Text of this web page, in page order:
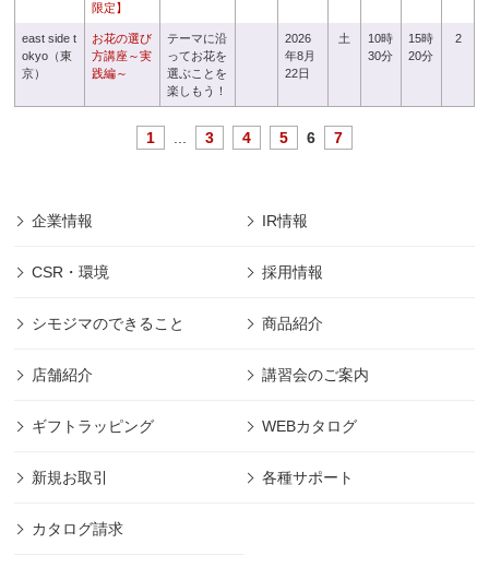
限定】
east side t
okyo（東
京）
お花の選び
方講座～実
践編～
テーマに沿
ってお花を
選ぶことを
楽しもう！
2026
年8月
22日
土
10時
30分
15時
20分
2
1 3 4 5 6 7
企業情報 IR情報
CSR・環境 採用情報
シモジマのできること 商品紹介
店舗紹介 講習会のご案内
ギフトラッピング WEBカタログ
新規お取引 各種サポート
カタログ請求